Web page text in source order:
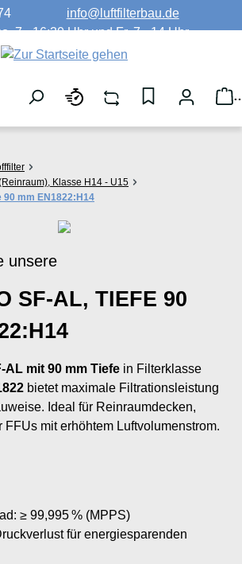
info@luftfilterbau.de
7 - 16:30 Uhr und Fr. 7 - 14 Uhr
Klasse H14 - U15
90 mm EN1822:H14
unsere
SF-AL, TIEFE 90
AL mit 90 mm Tiefe in Filterklasse
bietet maximale Filtrationsleistung
Ideal für Reinraumdecken,
FFUs mit erhöhtem Luftvolumenstrom.
≥ 99,995 % (MPPS)
für energiesparenden